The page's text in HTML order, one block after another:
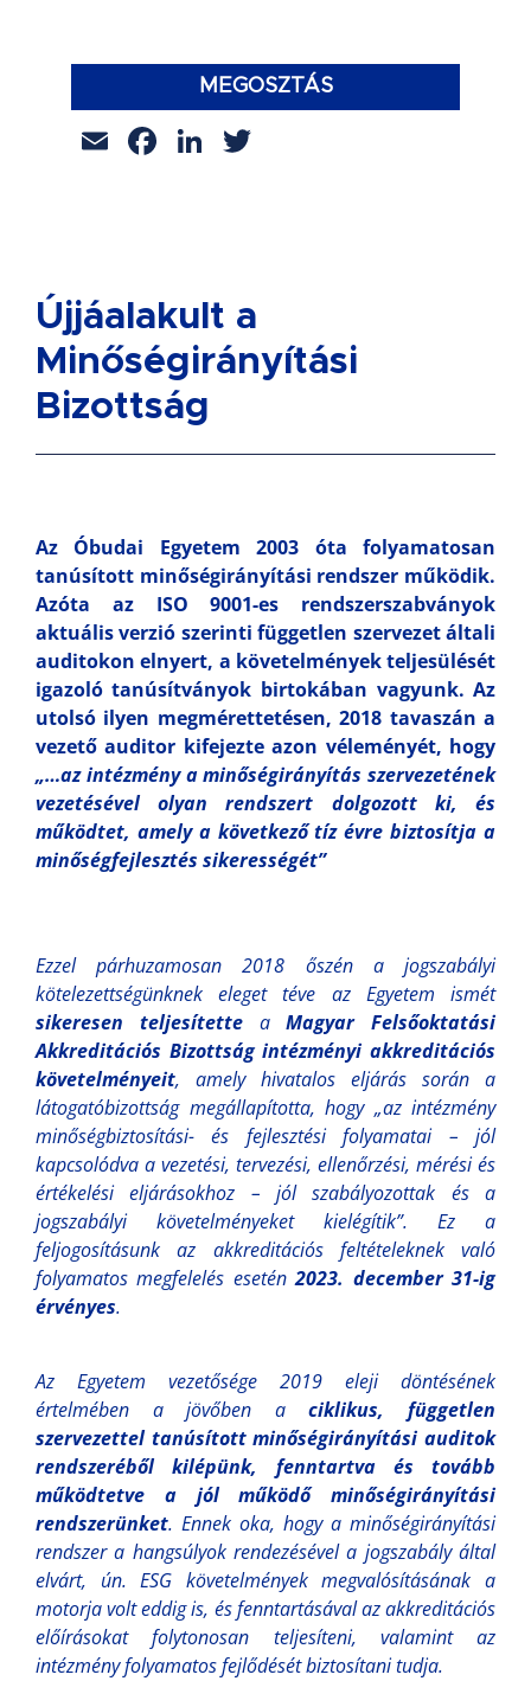
Újjáalakult a
Minőségirányítási
Bizottság
Az Óbudai Egyetem 2003 óta folyamatosan
tanúsított minőségirányítási rendszer működik.
Azóta az ISO 9001-es rendszerszabványok
aktuális verzió szerinti független szervezet általi
auditokon elnyert, a követelmények teljesülését
igazoló tanúsítványok birtokában vagyunk. Az
utolsó ilyen megmérettetésen, 2018 tavaszán a
vezető auditor kifejezte azon véleményét, hogy
„…az intézmény a minőségirányítás szervezetének
vezetésével olyan rendszert dolgozott ki, és
működtet, amely a következő tíz évre biztosítja a
minőségfejlesztés sikerességét”
Ezzel párhuzamosan 2018 őszén a jogszabályi
kötelezettségünknek eleget téve az Egyetem ismét
sikeresen teljesítetteaMagyar Felsőoktatási
Akkreditációs Bizottság intézményi akkreditációs
követelményeit, amely hivatalos eljárás során a
látogatóbizottság megállapította, hogy„az intézmény
minőségbiztosítási- és fejlesztési folyamatai – jól
kapcsolódva a vezetési, tervezési, ellenőrzési, mérési és
értékelési eljárásokhoz – jól szabályozottak és a
jogszabályi követelményeket kielégítik”. Ez a
feljogosításunk az akkreditációs feltételeknek való
folyamatos megfelelés esetén2023. december 31-ig
érvényes.
Az Egyetem vezetősége 2019 eleji döntésének
értelmében a jövőben aciklikus, független
szervezettel tanúsított minőségirányítási auditok
rendszeréből kilépünk, fenntartva és tovább
működtetve a jól működő minőségirányítási
rendszerünket. Ennek oka, hogy a minőségirányítási
rendszer a hangsúlyok rendezésével a jogszabály által
elvárt, ún. ESG követelmények megvalósításának a
motorja volt eddig is, és fenntartásával az akkreditációs
előírásokat folytonosan teljesíteni, valamint az
intézmény folyamatos fejlődését biztosítani tudja.
MEGOSZTÁS
EmailFacebook
LinkedIn